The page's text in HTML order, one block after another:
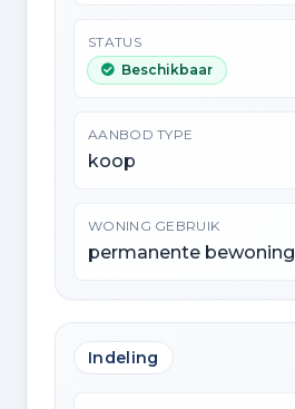
STATUS
Beschikbaar
AANBOD TYPE
koop
WONING GEBRUIK
permanente bewoning
Indeling